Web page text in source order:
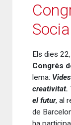
Els dies
Congrés
lema:
creativitat.
el futur, al
de